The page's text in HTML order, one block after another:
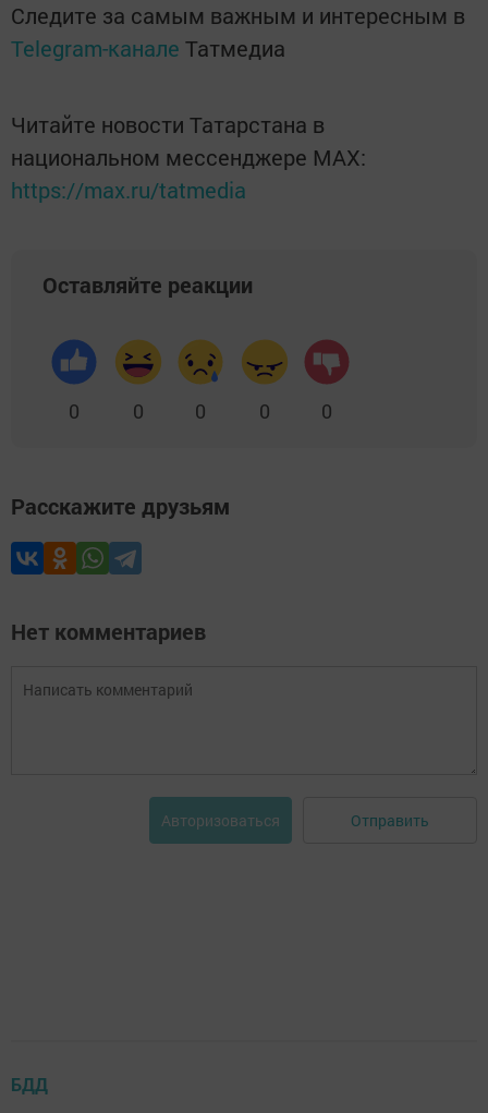
Следите за самым важным и интересным в
Telegram-канале Татмедиа
Читайте новости Татарстана в
национальном мессенджере MАХ:
https://max.ru/tatmedia
Оставляйте реакции
0 0 0 0 0
Расскажите друзьям
Нет комментариев
Авторизоваться Отправить
БДД